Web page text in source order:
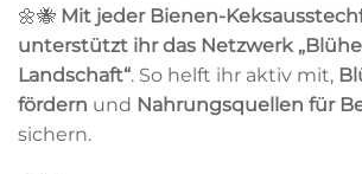
🌼🐝 Mit jeder Bienen-
unterstützt ihr das Netzwerk
Landschaft“. So helft ihr aktiv mit,
fördern und Nahrungsquellen für
sichern.